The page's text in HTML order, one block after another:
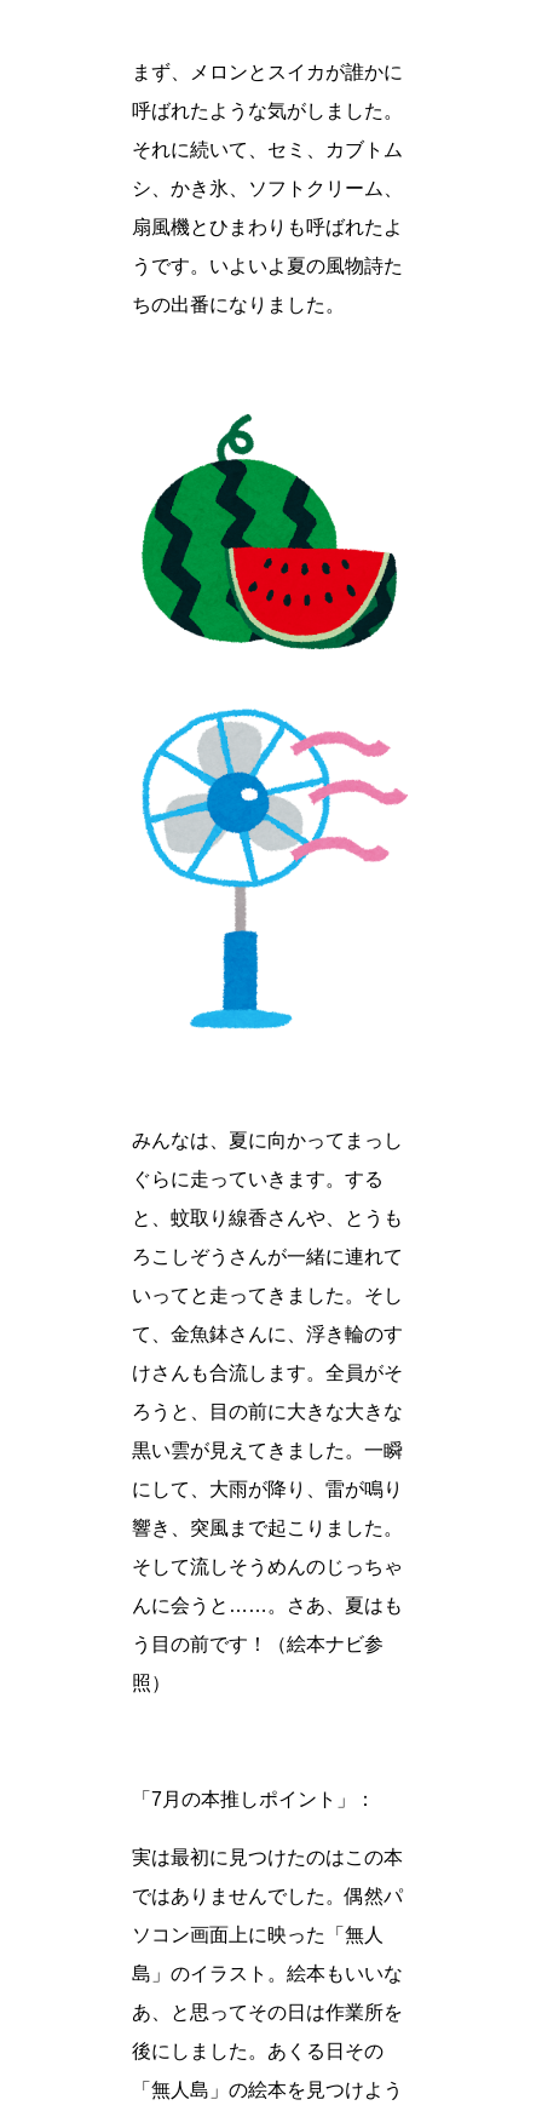
まず、メロンとスイカが誰かに
呼ばれたような気がしました。
それに続いて、セミ、カブトム
シ、かき氷、ソフトクリーム、
扇風機とひまわりも呼ばれたよ
うです。いよいよ夏の風物詩た
ちの出番になりました。
みんなは、夏に向かってまっし
ぐらに走っていきます。する
と、蚊取り線香さんや、とうも
ろこしぞうさんが一緒に連れて
いってと走ってきました。そし
て、金魚鉢さんに、浮き輪のす
けさんも合流します。全員がそ
ろうと、目の前に大きな大きな
黒い雲が見えてきました。一瞬
にして、大雨が降り、雷が鳴り
響き、突風まで起こりました。
そして流しそうめんのじっちゃ
んに会うと……。さあ、夏はも
う目の前です！（絵本ナビ参
照）
「7月の本推しポイント」：
実は最初に見つけたのはこの本
ではありませんでした。偶然パ
ソコン画面上に映った「無人
島」のイラスト。絵本もいいな
あ、と思ってその日は作業所を
後にしました。あくる日その
「無人島」の絵本を見つけよう